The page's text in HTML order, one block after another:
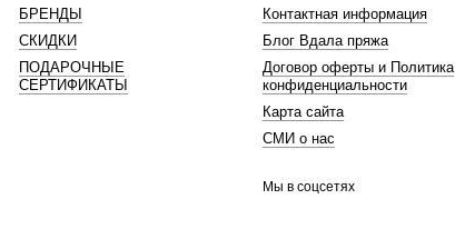
БРЕНДЫ
СКИДКИ
ПОДАРОЧНЫЕ
СЕРТИФИКАТЫ
Контактная информация
Блог Вдала пряжа
Договор оферты и Политика
конфиденциальности
Карта сайта
СМИ о нас
Мы в соцсетях